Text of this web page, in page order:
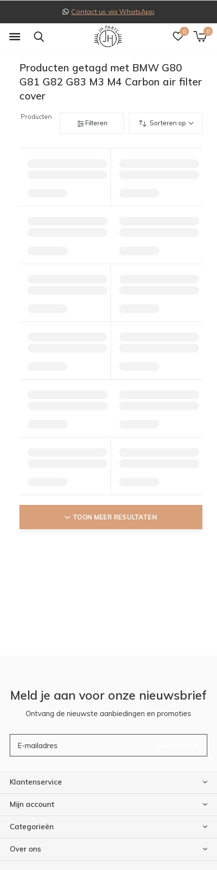
0 0
Contact us via WhatsApp
Producten getagd met BMW G80
G81 G82 G83 M3 M4 Carbon air filter
cover
Producten
Filteren
Sorteren op
TOON MEER RESULTATEN
Meld je aan voor onze nieuwsbrief
Ontvang de nieuwste aanbiedingen en promoties
Klantenservice
Mijn account
Categorieën
Over ons